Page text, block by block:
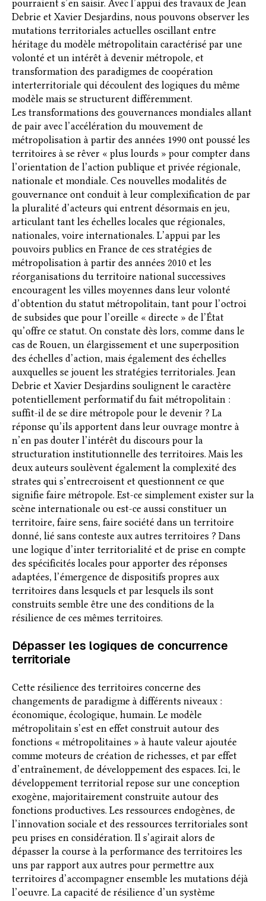
pourraient s’en saisir. Avec l’appui des travaux de Jean
Debrie et Xavier Desjardins, nous pouvons observer les
mutations territoriales actuelles oscillant entre
héritage du modèle métropolitain caractérisé par une
volonté et un intérêt à devenir métropole, et
transformation des paradigmes de coopération
interterritoriale qui découlent des logiques du même
modèle mais se structurent différemment.
Les transformations des gouvernances mondiales allant
de pair avec l’accélération du mouvement de
métropolisation à partir des années 1990 ont poussé les
territoires à se rêver « plus lourds » pour compter dans
l’orientation de l’action publique et privée régionale,
nationale et mondiale. Ces nouvelles modalités de
gouvernance ont conduit à leur complexification de par
la pluralité d’acteurs qui entrent désormais en jeu,
articulant tant les échelles locales que régionales,
nationales, voire internationales. L’appui par les
pouvoirs publics en France de ces stratégies de
métropolisation à partir des années 2010 et les
réorganisations du territoire national successives
encouragent les villes moyennes dans leur volonté
d’obtention du statut métropolitain, tant pour l’octroi
de subsides que pour l’oreille « directe » de l’État
qu’offre ce statut. On constate dès lors, comme dans le
cas de Rouen, un élargissement et une superposition
des échelles d’action, mais également des échelles
auxquelles se jouent les stratégies territoriales. Jean
Debrie et Xavier Desjardins soulignent le caractère
potentiellement performatif du fait métropolitain :
suffit-il de se dire métropole pour le devenir ? La
réponse qu’ils apportent dans leur ouvrage montre à
n’en pas douter l’intérêt du discours pour la
structuration institutionnelle des territoires. Mais les
deux auteurs soulèvent également la complexité des
strates qui s’entrecroisent et questionnent ce que
signifie faire métropole. Est-ce simplement exister sur la
scène internationale ou est-ce aussi constituer un
territoire, faire sens, faire société dans un territoire
donné, lié sans conteste aux autres territoires ? Dans
une logique d’inter territorialité et de prise en compte
des spécificités locales pour apporter des réponses
adaptées, l’émergence de dispositifs propres aux
territoires dans lesquels et par lesquels ils sont
construits semble être une des conditions de la
résilience de ces mêmes territoires.
Dépasser les logiques de concurrence
territoriale
Cette résilience des territoires concerne des
changements de paradigme à différents niveaux :
économique, écologique, humain. Le modèle
métropolitain s’est en effet construit autour des
fonctions « métropolitaines » à haute valeur ajoutée
comme moteurs de création de richesses, et par effet
d’entraînement, de développement des espaces. Ici, le
développement territorial repose sur une conception
exogène, majoritairement construite autour des
fonctions productives. Les ressources endogènes, de
l’innovation sociale et des ressources territoriales sont
peu prises en considération. Il s’agirait alors de
dépasser la course à la performance des territoires les
uns par rapport aux autres pour permettre aux
territoires d’accompagner ensemble les mutations déjà
l’oeuvre. La capacité de résilience d’un système